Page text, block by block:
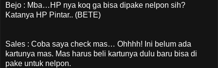
Bejo : Mba…HP nya koq ga bisa dipake nelpon sih?
Katanya HP Pintar.. (BETE)
Sales : Coba saya check mas… Ohhhh! Ini belum ada
kartunya mas. Mas harus beli kartunya dulu baru bisa di
pake untuk nelpon.